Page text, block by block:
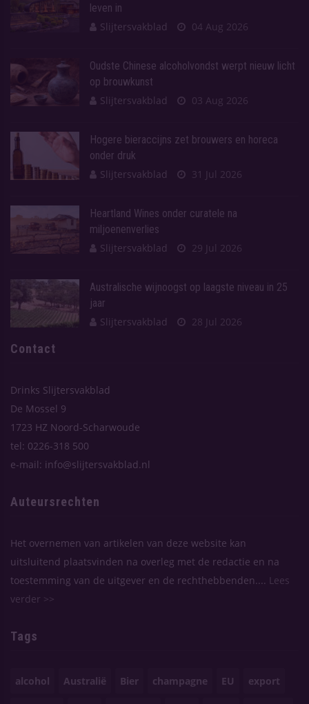
leven in
Slijtersvakblad
04 Aug 2026
Oudste Chinese alcoholvondst werpt nieuw licht
op brouwkunst
Slijtersvakblad
03 Aug 2026
Hogere bieraccijns zet brouwers en horeca
onder druk
Slijtersvakblad
31 Jul 2026
Heartland Wines onder curatele na
miljoenenverlies
Slijtersvakblad
29 Jul 2026
Australische wijnoogst op laagste niveau in 25
jaar
Slijtersvakblad
28 Jul 2026
Contact
Drinks Slijtersvakblad
De Mossel 9
1723 HZ Noord-Scharwoude
tel: 0226-318 500
e-mail: info@slijtersvakblad.nl
Auteursrechten
Het overnemen van artikelen van deze website kan
uitsluitend plaatsvinden na overleg met de redactie en na
toestemming van de uitgever en de rechthebbenden.... Lees
verder >>
Tags
alcohol Australië Bier champagne EU export